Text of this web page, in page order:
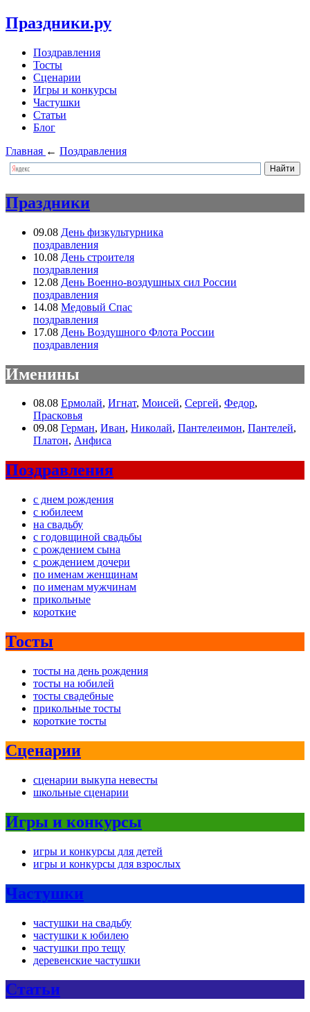
Праздники.ру
Поздравления
Тосты
Сценарии
Игры и конкурсы
Частушки
Статьи
Блог
Главная ← Поздравления
Праздники
09.08 День физкультурника
поздравления
10.08 День строителя
поздравления
12.08 День Военно-воздушных сил России
поздравления
14.08 Медовый Спас
поздравления
17.08 День Воздушного Флота России
поздравления
Именины
08.08 Ермолай, Игнат, Моисей, Сергей, Федор,
Прасковья
09.08 Герман, Иван, Николай, Пантелеимон, Пантелей,
Платон, Анфиса
Поздравления
с днем рождения
с юбилеем
на свадьбу
с годовщиной свадьбы
с рождением сына
с рождением дочери
по именам женщинам
по именам мужчинам
прикольные
короткие
Тосты
тосты на день рождения
тосты на юбилей
тосты свадебные
прикольные тосты
короткие тосты
Сценарии
сценарии выкупа невесты
школьные сценарии
Игры и конкурсы
игры и конкурсы для детей
игры и конкурсы для взрослых
Частушки
частушки на свадьбу
частушки к юбилею
частушки про тещу
деревенские частушки
Статьи